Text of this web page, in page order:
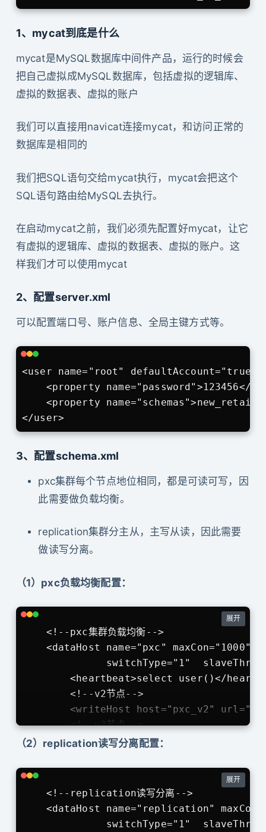
1、mycat到底是什么
mycat是MySQL数据库中间件产品，运行的时候会
把自己虚拟成MySQL数据库，包括虚拟的逻辑库、
虚拟的数据表、虚拟的账户
我们可以直接用navicat连接mycat，和访问正常的
数据库是相同的
我们把SQL语句交给mycat执行，mycat会把这个
SQL语句路由给MySQL去执行。
在启动mycat之前，我们必须先配置好mycat，让它
有虚拟的逻辑库、虚拟的数据表、虚拟的账户。这
样我们才可以使用mycat
2、配置server.xml
可以配置端口号、账户信息、全局主键方式等。
<user name="root" defaultAccount="true">
<property name="password">123456</
<property
</user>
3、配置schema.xml
pxc集群每个节点地位相同，都是可读可写，因
此需要做负载均衡。
replication集群分主从，主写从读，因此需要
做读写分离。
（1）pxc负载均衡配置：
展开
    <!--pxc集群负载均衡-->
<dataHost name="pxc" maxCon="1000"
switchType="1"
<heartbeat>select user()</
        <!--v2节点-->
<writeHost host="pxc_v2"
        <!--v3节点-->
<writeHost host="pxc_v3"
<writeHost host="pxc_v4"
        <!--v5节点-->
<writeHost host="pxc_v5"
（2）replication读写分离配置：
展开
    <!--replication读写分离-->
<dataHost name="replication"
switchType="1"